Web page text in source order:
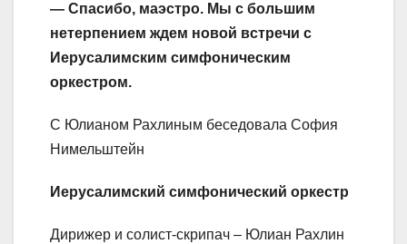
— Спасибо, маэстро. Мы с большим
нетерпением ждем новой встречи с
Иерусалимским симфоническим
оркестром.
С Юлианом Рахлиным беседовала София
Нимельштейн
Иерусалимский симфонический оркестр
Дирижер и солист-скрипач – Юлиан Рахлин